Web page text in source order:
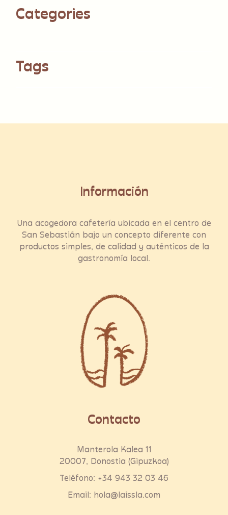
Categories
Tags
Información
Una acogedora cafetería ubicada en el centro de
San Sebastián bajo un concepto diferente con
productos simples, de calidad y auténticos de la
gastronomía local.
Contacto
Manterola Kalea 11
20007, Donostia (Gipuzkoa)
Teléfono: +34 943 32 03 46
Email: hola@laissla.com